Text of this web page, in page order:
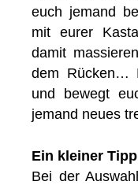
euch jemand
mit eurer
damit
dem Rücken…
und bewegt
jemand neues
Ein kleiner
Bei der